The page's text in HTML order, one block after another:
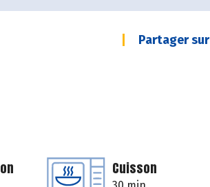
Partager sur
Cuisson